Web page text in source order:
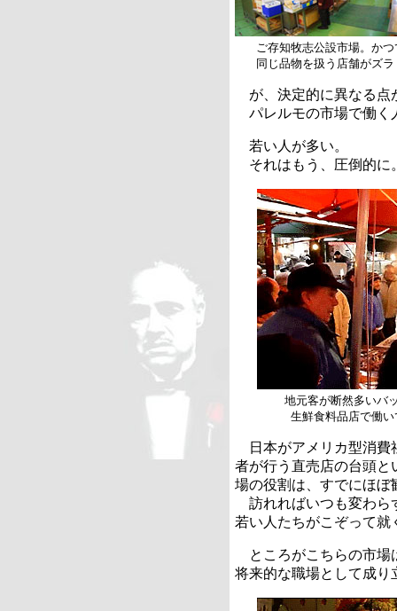
ご存知牧志公設市場。か
同じ品物を扱う店舗がズ
が、決定的に異なる点
パレルモの市場で働
若い人が多い。
それはもう、圧倒的に
地元客が断然多いバ
生鮮食料品店で働
日本がアメリカ型消費
者が行う直売店の台頭と
場の役割は、すでにほぼ
訪れればいつも変わら
若い人たちがこぞって
ところがこちらの市場
将来的な職場として成り